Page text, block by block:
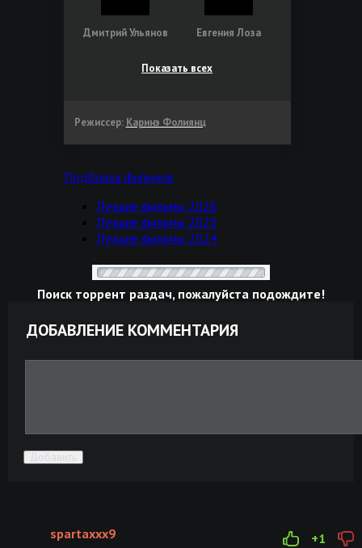
Дмитрий Ульянов Евгения Лоза
Показать всех
Режиссер: Каринэ Фолиянц
Подборка фильмов
Лучшие фильмы 2026
Лучшие фильмы 2025
Лучшие фильмы 2024
Поиск торрент раздач, пожалуйста подождите!
ДОБАВЛЕНИЕ КОММЕНТАРИЯ
Добавить
+1
spartaxxx9